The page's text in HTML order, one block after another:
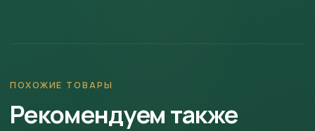
ПОХОЖИЕ ТОВАРЫ
Рекомендуем также